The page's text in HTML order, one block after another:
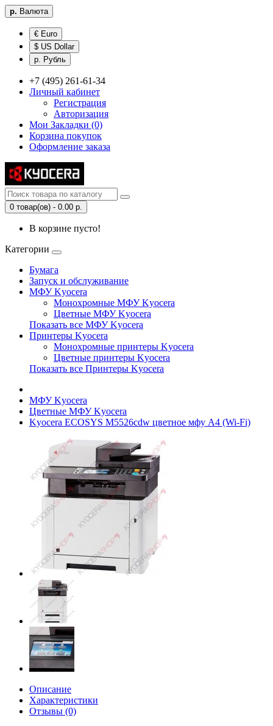
р. Валюта
€ Euro
$ US Dollar
р. Рубль
+7 (495) 261-61-34
Личный кабинет
Регистрация
Авторизация
Мои Закладки (0)
Корзина покупок
Оформление заказа
0 товар(ов) - 0.00 р.
В корзине пусто!
Категории
Бумага
Запуск и обслуживание
МФУ Kyocera
Монохромные МФУ Kyocera
Цветные МФУ Kyocera
Показать все МФУ Kyocera
Принтеры Kyocera
Монохромные принтеры Kyocera
Цветные принтеры Kyocera
Показать все Принтеры Kyocera
МФУ Kyocera
Цветные МФУ Kyocera
Kyocera ECOSYS M5526cdw цветное мфу A4 (Wi-Fi)
Описание
Характеристики
Отзывы (0)